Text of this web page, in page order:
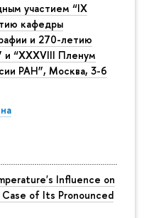
участием “IX
кафедры
и 270-летию
и “XXXVIII Пленум
РАН”, Москва, 3-6
Influence on
Case of Its Pronounced